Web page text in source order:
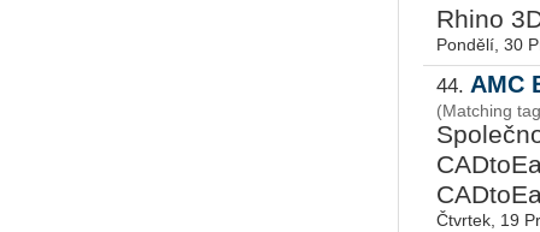
Rhino
Pondělí, 30
44. AMC
(Matching
Čtvrtek, 19